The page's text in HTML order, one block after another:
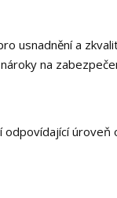
usnadnění a
na
úroveň